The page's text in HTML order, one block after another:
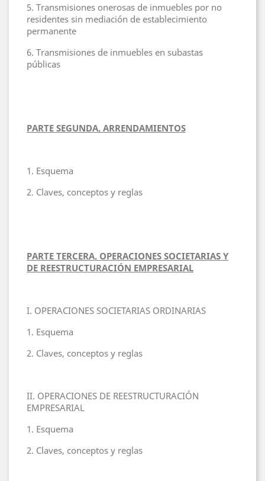
5. Transmisiones onerosas de inmuebles por no
residentes sin mediación de establecimiento
permanente
6. Transmisiones de inmuebles en subastas
públicas
PARTE SEGUNDA. ARRENDAMIENTOS
1. Esquema
2. Claves, conceptos y reglas
PARTE TERCERA. OPERACIONES SOCIETARIAS Y
DE REESTRUCTURACIÓN EMPRESARIAL
I. OPERACIONES SOCIETARIAS ORDINARIAS
1. Esquema
2. Claves, conceptos y reglas
II. OPERACIONES DE REESTRUCTURACIÓN
EMPRESARIAL
1. Esquema
2. Claves, conceptos y reglas